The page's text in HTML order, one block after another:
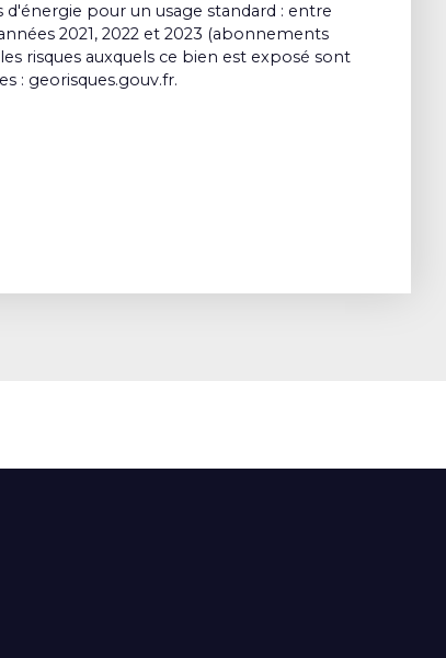
d'énergie pour un usage standard : entre
2021, 2022 et 2023 (abonnements
risques auxquels ce bien est exposé sont
: georisques.gouv.fr.